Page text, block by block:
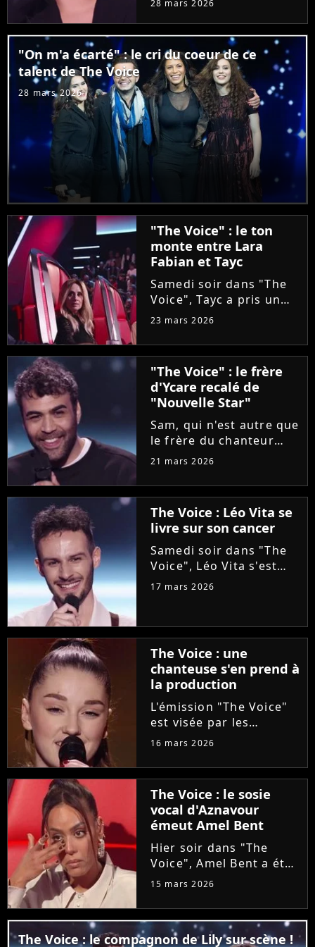
surprise de voir
débarquer durant son
audition à l'aveugle sa
chanteuse préférée. Un
grand moment...
28 mars 2026
"On m'a écarté" : le cri du coeur de ce
talent de The Voice
28 mars 2026
"The Voice" : le ton
monte entre Lara
Fabian et Tayc
Samedi soir dans "The
Voice", Tayc a pris un
malin plaisir à bloquer
par une artiste d'origine
italienne, tout comme
elle. Agacée, la
chanteuse a réglé ses...
23 mars 2026
"The Voice" : le frère
d'Ycare recalé de
"Nouvelle Star"
Sam, qui n'est autre que
le frère du chanteur
Ycare, a rejoint
grâce à Florent Pagny
lors de la deuxième
soirée des auditions à
l'aveugle. Une revanche
pour...
21 mars 2026
The Voice : Léo Vita se
livre sur son cancer
Samedi soir dans "The
Voice", Léo Vita s'est
présenté aux auditions
"Animaux fragiles" de
Ycare et Zaz, le jeune
talent de 25 ans a su...
17 mars 2026
The Voice : une
chanteuse s'en prend à
la production
L'émission "The Voice"
est visée par les
critiques de la
dénonce l'utilisation
d'une de ses versions
de "Carmen" lors d'une
audition à l'aveugle
sans avoir...
16 mars 2026
The Voice : le sosie
vocal d'Aznavour
émeut Amel Bent
Hier soir dans "The
Voice", Amel Bent a été
émue aux larmes en
reprendre du Charles
Aznavour. Et pour
cause, le candidat
15 mars 2026
The Voice : le compagnon de Lily sur scène !